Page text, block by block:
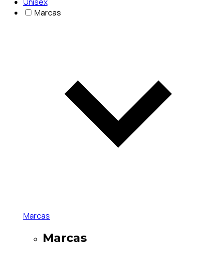
Marcas
Marcas
Marcas